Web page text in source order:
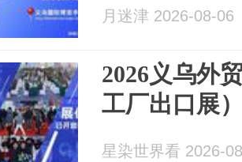
月迷津 2026-08-06
2026义乌外
工厂出口展
星染世界看 2026-